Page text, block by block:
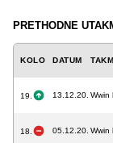
PRETHODNE
KOLO DATUM TAKM.
19. 13.12.20. Wwin
18. 05.12.20. Wwin